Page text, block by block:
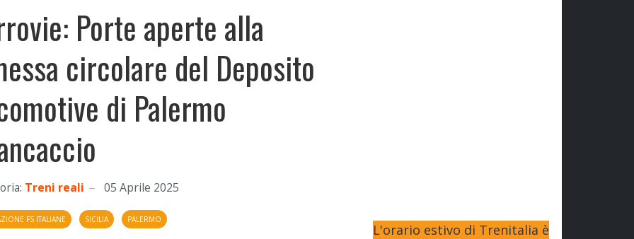
Porte aperte alla
circolare del Deposito
di Palermo
Treni reali 05 Aprile 2025
FS ITALIANE SICILIA PALERMO
L'orario estivo di Trenitalia è